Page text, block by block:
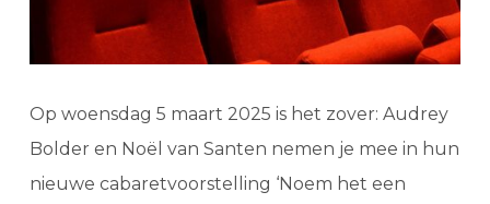
Op woensdag 5 maart 2025 is het zover: Audrey
Bolder en Noël van Santen nemen je mee in hun
nieuwe cabaretvoorstelling ‘Noem het een